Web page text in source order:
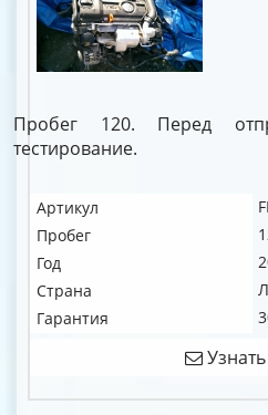
Пробег 120. Перед
тестирование.
Артикул
Пробег
Год
Страна
Гарантия